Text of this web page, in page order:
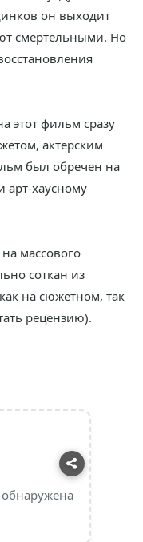
он выходит
смертельными. Но
этот фильм сразу
актерским
был обречен на
арт-хаусному
массового
соткан из
на сюжетном, так
рецензию).